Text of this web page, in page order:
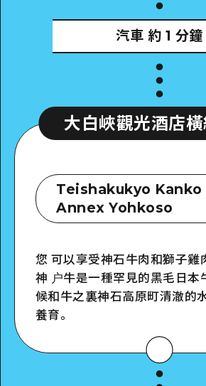
汽車 約 1 分鐘
大白峽觀光酒店
Teishakukyo Kanko
Annex Yohkoso
Google Maps
詳細看看
您 可以享受神石牛肉和獅子雞
神 户牛是一種罕見的黑毛日本
候和牛之裏神石高原町清澈的
養育。